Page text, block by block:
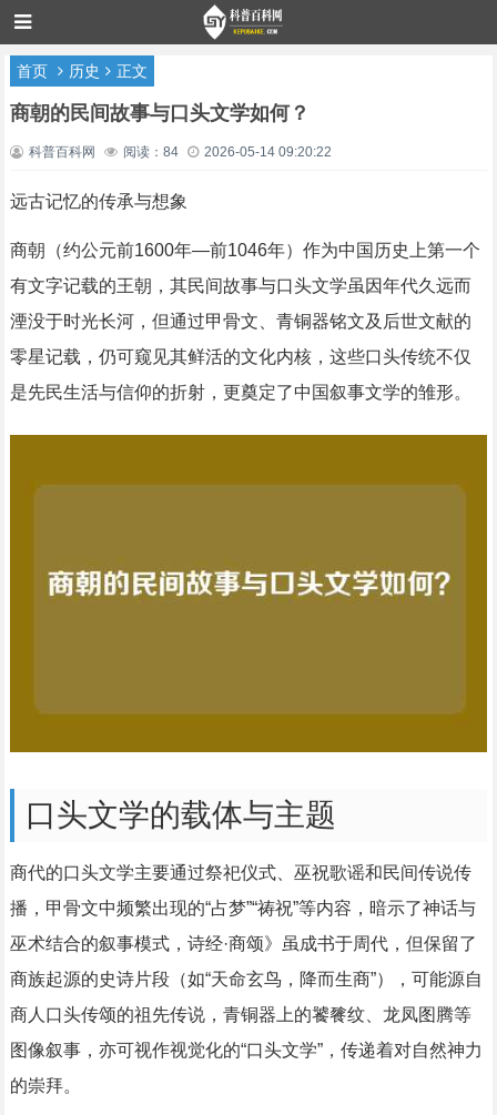
首页 历史 正文
商朝的民间故事与口头文学如何？
科普百科网 阅读：84 2026-05-14 09:20:22
远古记忆的传承与想象
商朝（约公元前1600年—前1046年）作为中国历史上第一个
有文字记载的王朝，其民间故事与口头文学虽因年代久远而
湮没于时光长河，但通过甲骨文、青铜器铭文及后世文献的
零星记载，仍可窥见其鲜活的文化内核，这些口头传统不仅
是先民生活与信仰的折射，更奠定了中国叙事文学的雏形。
口头文学的载体与主题
商代的口头文学主要通过祭祀仪式、巫祝歌谣和民间传说传
播，甲骨文中频繁出现的“占梦”“祷祝”等内容，暗示了神话与
巫术结合的叙事模式，诗经·商颂》虽成书于周代，但保留了
商族起源的史诗片段（如“天命玄鸟，降而生商”），可能源自
商人口头传颂的祖先传说，青铜器上的饕餮纹、龙凤图腾等
图像叙事，亦可视作视觉化的“口头文学”，传递着对自然神力
的崇拜。